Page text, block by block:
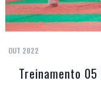
OUT 2022
Treinamento